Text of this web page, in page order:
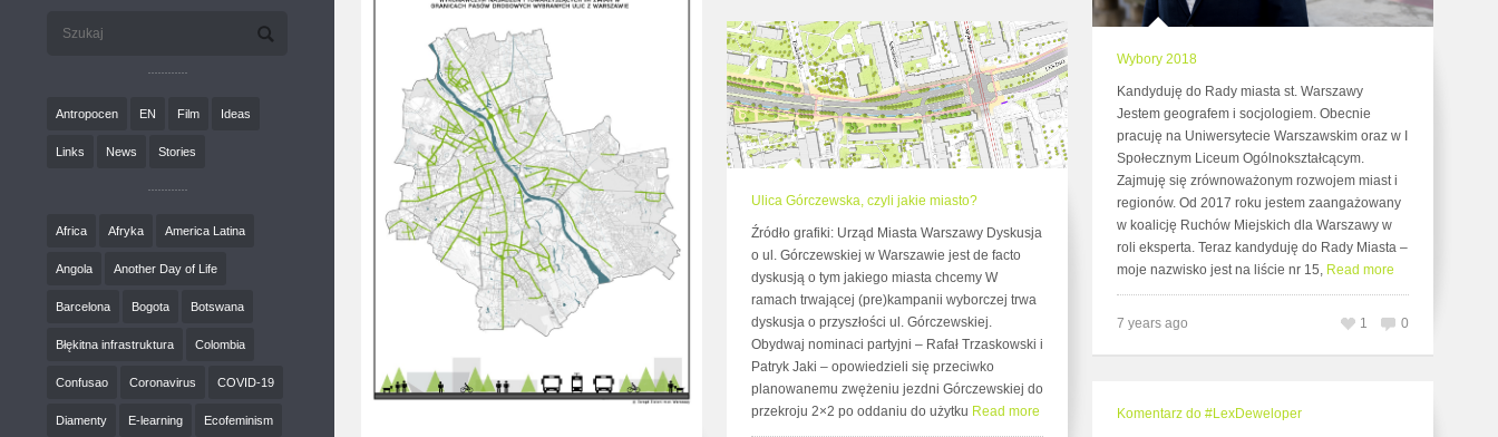
Antropocen EN Film Ideas
Links News Stories
Africa Afryka America Latina
Angola Another Day of Life
Barcelona Bogota Botswana
Błękitna infrastruktura Colombia
Confusao Coronavirus COVID-19
Diamenty E-learning Ecofeminism
Wybory 2018
Kandyduję do Rady miasta st. Warszawy
Jestem geografem i socjologiem. Obecnie
pracuję na Uniwersytecie Warszawskim oraz w I
Społecznym Liceum Ogólnokształcącym.
Zajmuję się zrównoważonym rozwojem miast i
regionów. Od 2017 roku jestem zaangażowany
w koalicję Ruchów Miejskich dla Warszawy w
roli eksperta. Teraz kandyduję do Rady Miasta –
moje nazwisko jest na liście nr 15, Read more
7 years ago 0
1
Ulica Górczewska, czyli jakie miasto?
Źródło grafiki: Urząd Miasta Warszawy Dyskusja
o ul. Górczewskiej w Warszawie jest de facto
dyskusją o tym jakiego miasta chcemy W
ramach trwającej (pre)kampanii wyborczej trwa
dyskusja o przyszłości ul. Górczewskiej.
Obydwaj nominaci partyjni – Rafał Trzaskowski i
Patryk Jaki – opowiedzieli się przeciwko
planowanemu zwężeniu jezdni Górczewskiej do
przekroju 2×2 po oddaniu do użytku Read more Komentarz do #LexDeweloper